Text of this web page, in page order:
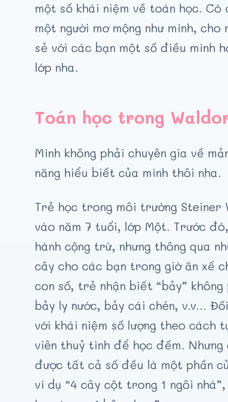
một số khái niệm về toán học.
một người mơ mộng như mình,
sẻ với các bạn một số điều mình
lớp nha.
Toán học trong
Mình không phải chuyên gia về
năng hiểu biết của mình thôi nha.
Trẻ học trong môi trường Steiner
vào năm 7 tuổi, lớp Một. Trước
hành cộng trừ, nhưng thông qua
cây cho các bạn trong giờ ăn xế
con số, trẻ nhận biết “bảy”
bảy ly nước, bảy cái chén, v.v…
với khái niệm số lượng theo cách
viên thuỷ tinh để học đếm.
được tất cả số đều là một phần
ví dụ “4 cây cột trong 1 ngôi